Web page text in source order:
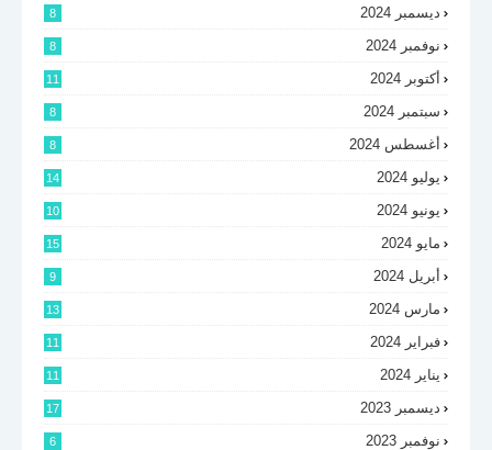
ديسمبر 2024 8
نوفمبر 2024 8
أكتوبر 2024 11
سبتمبر 2024 8
أغسطس 2024 8
يوليو 2024 14
يونيو 2024 10
مايو 2024 15
أبريل 2024 9
مارس 2024 13
فبراير 2024 11
يناير 2024 11
ديسمبر 2023 17
نوفمبر 2023 6